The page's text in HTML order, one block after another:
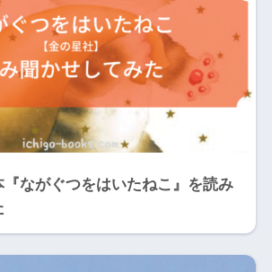
ながぐつをはいたねこ』を読み